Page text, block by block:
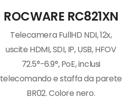
ROCWARE RC821XN
Telecamera FullHD NDI, 12x,
uscite HDMI, SDI, IP, USB, HFOV
72.5°-6.9°, PoE, inclusi
telecomando e staffa da parete
BR02. Colore nero.